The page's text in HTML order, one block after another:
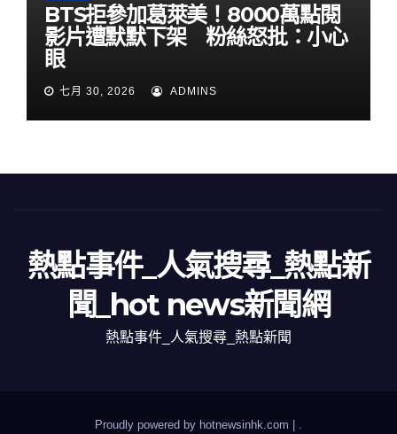
BTS拒參加葛萊美！8000萬點閱
影片遭默默下架 粉絲怒批：小心
眼
七月 30, 2026 ADMINS
熱點事件_人氣搜尋_熱點新
聞_hot news新聞網
熱點事件_人氣搜尋_熱點新聞
Proudly powered by hotnewsinhk.com |